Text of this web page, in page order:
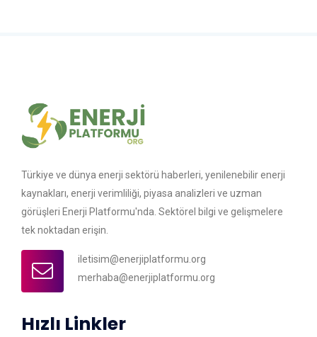
Türkiye ve dünya enerji sektörü haberleri, yenilenebilir enerji
kaynakları, enerji verimliliği, piyasa analizleri ve uzman
görüşleri Enerji Platformu'nda. Sektörel bilgi ve gelişmelere
tek noktadan erişin.
iletisim@enerjiplatformu.org
merhaba@enerjiplatformu.org
Hızlı Linkler